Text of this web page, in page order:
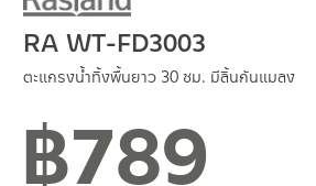
RA WT-FD3003
ตะแกรงน้ำทิ้งพื้นยาว 30 ซม. มีลิ้นกันแมลง
฿789